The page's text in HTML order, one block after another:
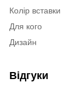
Колір вставки
Для кого
Дизайн
Відгуки